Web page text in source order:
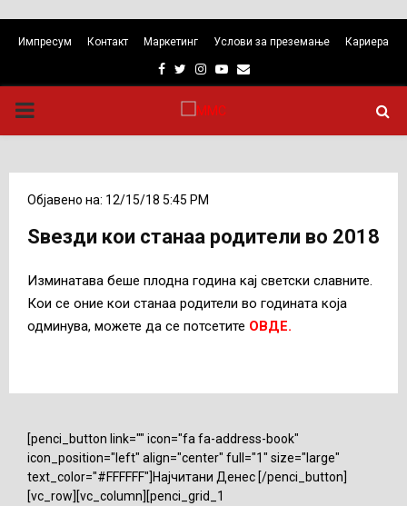
Импресум Контакт Маркетинг Услови за преземање Кариера
Facebook
TwitterInstagram
Youtube
Email
PRIMARY
Објавено на: 12/15/18 5:45 PM
Ѕвезди кои станаа родители во 2018
Изминатава беше плодна година кај светски славните.
Кои се оние кои станаа родители во годината која
одминува, можете да се потсетите ОВДЕ.
[penci_button link="" icon="fa fa-address-book"
icon_position="left" align="center" full="1" size="large"
text_color="#FFFFFF"]Најчитани Денес [/penci_button]
[vc_row][vc_column][penci_grid_1